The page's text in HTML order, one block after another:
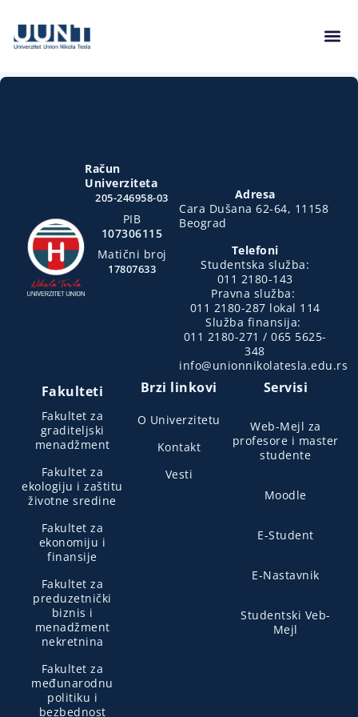
Račun
Univerziteta
205-246958-03
PIB
107306115
Matični broj
17807633
Adresa
Cara Dušana 62-64, 11158
Beograd
Telefoni
Studentska služba:
011 2180-143
Pravna služba:
011 2180-287 lokal 114
Služba finansija:
011 2180-271 / 065 5625-
348
info@unionnikolatesla.edu.rs
Fakulteti
Fakultet za
graditeljski
menadžment
Fakultet za
ekologiju i zaštitu
životne sredine
Fakultet za
ekonomiju i
finansije
Fakultet za
preduzetnički
biznis i
menadžment
nekretnina
Fakultet za
međunarodnu
politiku i
bezbednost
Brzi linkovi
O Univerzitetu
Kontakt
Vesti
Servisi
Web-Mejl za
profesore i master
studente
Moodle
E-Student
E-Nastavnik
Studentski Veb-
Mejl